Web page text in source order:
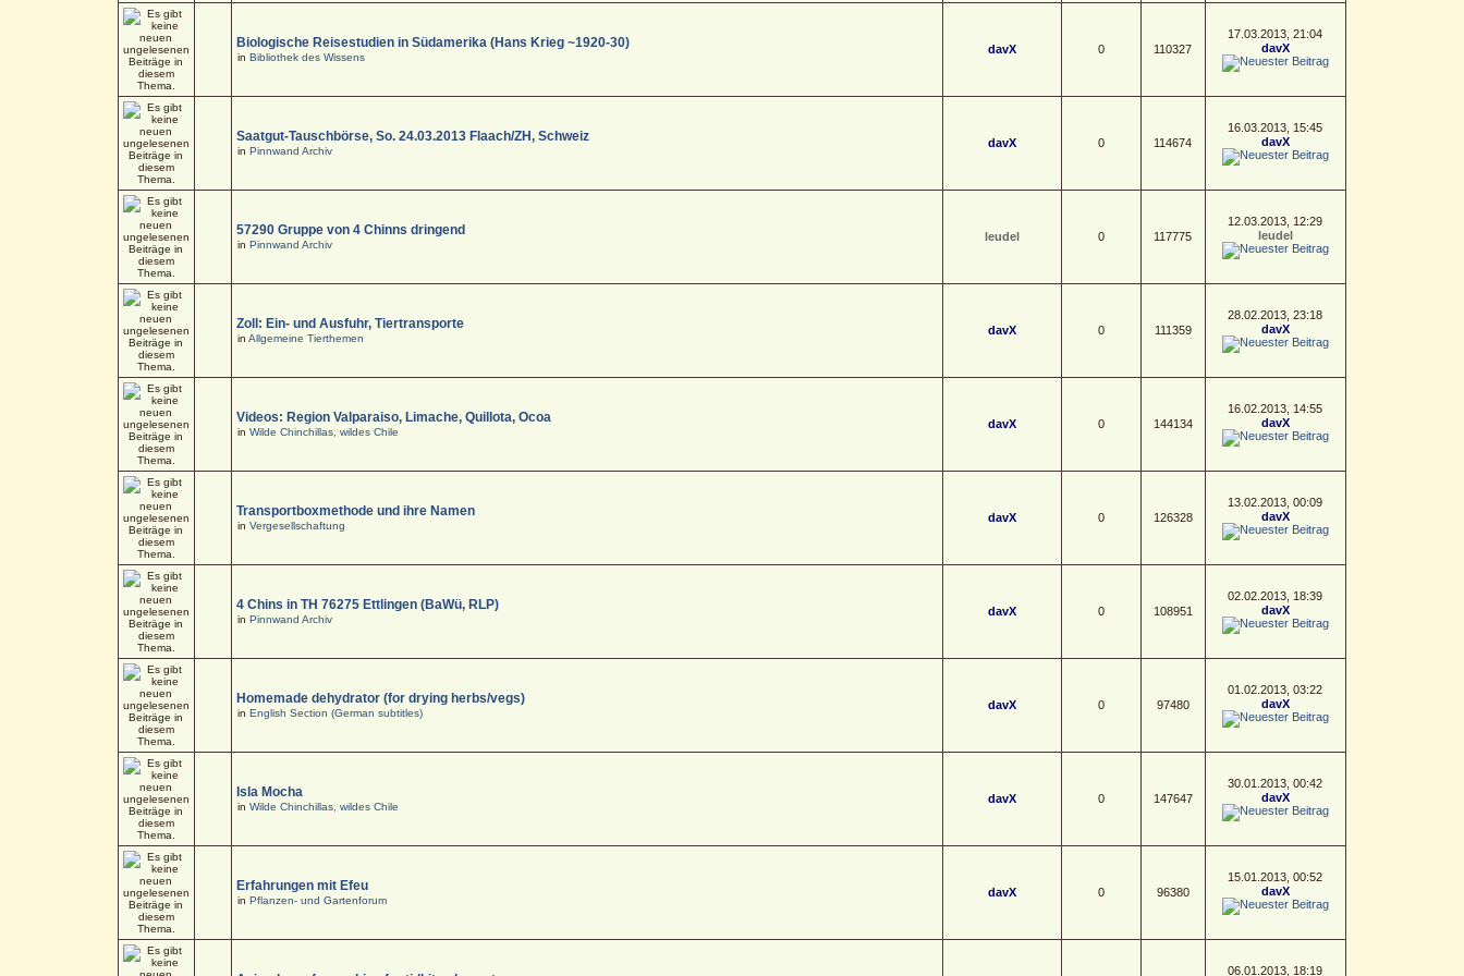
Biologische Reisestudien in Südamerika (Hans Krieg ~1920-30)
in Bibliothek des Wissens
davX 0 110327
17.03.2013, 21:04
davX
Saatgut-Tauschbörse, So. 24.03.2013 Flaach/ZH, Schweiz
in Pinnwand Archiv
davX 0 114674
16.03.2013, 15:45
davX
57290 Gruppe von 4 Chinns dringend
in Pinnwand Archiv
leudel 0 117775
12.03.2013, 12:29
leudel
Zoll: Ein- und Ausfuhr, Tiertransporte
in Allgemeine Tierthemen
davX 0 111359
28.02.2013, 23:18
davX
Videos: Region Valparaiso, Limache, Quillota, Ocoa
in Wilde Chinchillas, wildes Chile
davX 0 144134
16.02.2013, 14:55
davX
Transportboxmethode und ihre Namen
in Vergesellschaftung
davX 0 126328
13.02.2013, 00:09
davX
4 Chins in TH 76275 Ettlingen (BaWü, RLP)
in Pinnwand Archiv
davX 0 108951
02.02.2013, 18:39
davX
Homemade dehydrator (for drying herbs/vegs)
in English Section (German subtitles)
davX 0 97480
01.02.2013, 03:22
davX
Isla Mocha
in Wilde Chinchillas, wildes Chile
davX 0 147647
30.01.2013, 00:42
davX
Erfahrungen mit Efeu
in Pflanzen- und Gartenforum
davX 0 96380
15.01.2013, 00:52
davX
06.01.2013, 18:19